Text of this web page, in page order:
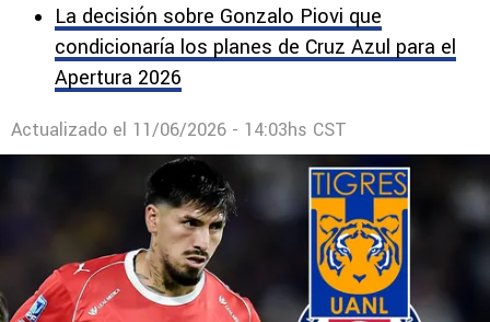
La decisión sobre Gonzalo Piovi que
condicionaría los planes de Cruz Azul para el
Apertura 2026
Actualizado el 11/06/2026 - 14:03hs CST